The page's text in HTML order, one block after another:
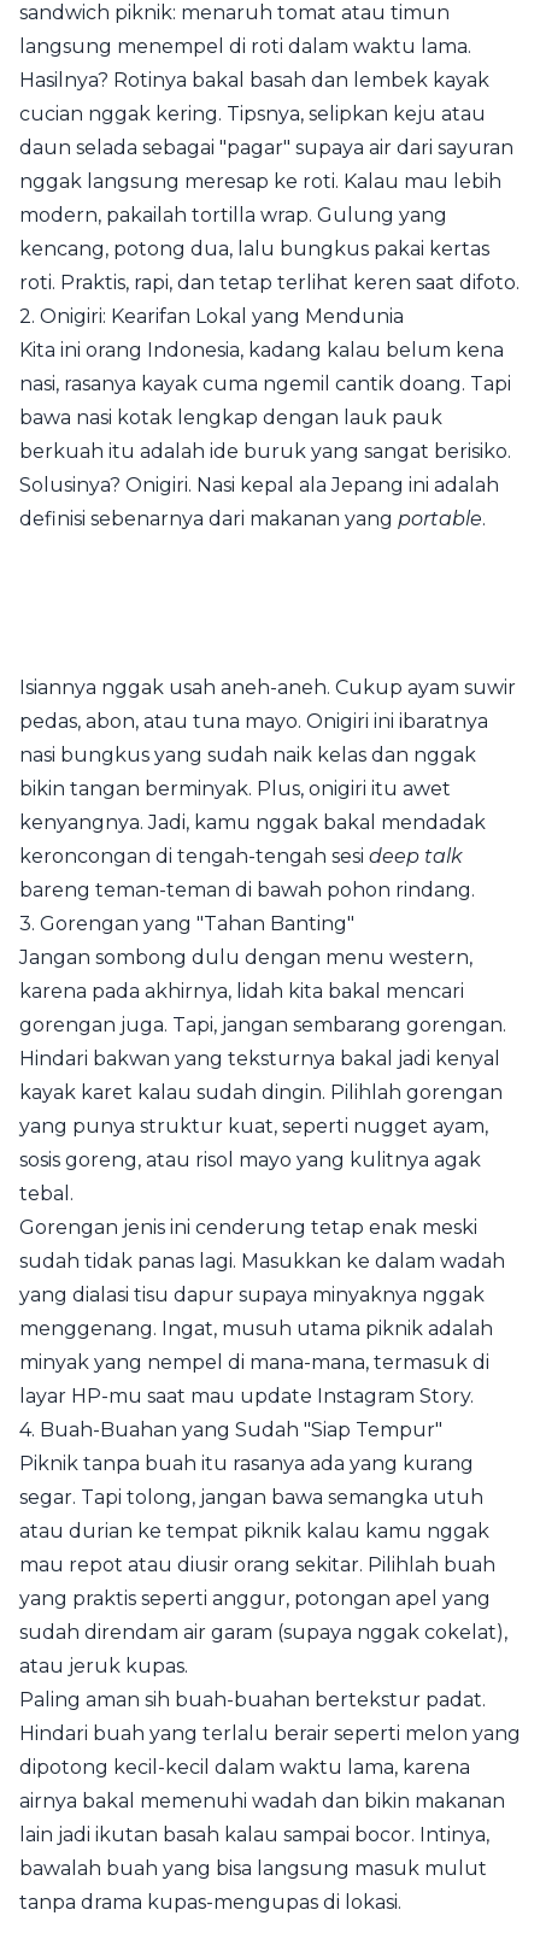
sandwich piknik: menaruh tomat atau timun
langsung menempel di roti dalam waktu lama.
Hasilnya? Rotinya bakal basah dan lembek kayak
cucian nggak kering. Tipsnya, selipkan keju atau
daun selada sebagai "pagar" supaya air dari sayuran
nggak langsung meresap ke roti. Kalau mau lebih
modern, pakailah tortilla wrap. Gulung yang
kencang, potong dua, lalu bungkus pakai kertas
roti. Praktis, rapi, dan tetap terlihat keren saat difoto.
2. Onigiri: Kearifan Lokal yang Mendunia
Kita ini orang Indonesia, kadang kalau belum kena
nasi, rasanya kayak cuma ngemil cantik doang. Tapi
bawa nasi kotak lengkap dengan lauk pauk
berkuah itu adalah ide buruk yang sangat berisiko.
Solusinya? Onigiri. Nasi kepal ala Jepang ini adalah
definisi sebenarnya dari makanan yang portable.
Isiannya nggak usah aneh-aneh. Cukup ayam suwir
pedas, abon, atau tuna mayo. Onigiri ini ibaratnya
nasi bungkus yang sudah naik kelas dan nggak
bikin tangan berminyak. Plus, onigiri itu awet
kenyangnya. Jadi, kamu nggak bakal mendadak
keroncongan di tengah-tengah sesi deep talk
bareng teman-teman di bawah pohon rindang.
3. Gorengan yang "Tahan Banting"
Jangan sombong dulu dengan menu western,
karena pada akhirnya, lidah kita bakal mencari
gorengan juga. Tapi, jangan sembarang gorengan.
Hindari bakwan yang teksturnya bakal jadi kenyal
kayak karet kalau sudah dingin. Pilihlah gorengan
yang punya struktur kuat, seperti nugget ayam,
sosis goreng, atau risol mayo yang kulitnya agak
tebal.
Gorengan jenis ini cenderung tetap enak meski
sudah tidak panas lagi. Masukkan ke dalam wadah
yang dialasi tisu dapur supaya minyaknya nggak
menggenang. Ingat, musuh utama piknik adalah
minyak yang nempel di mana-mana, termasuk di
layar HP-mu saat mau update Instagram Story.
4. Buah-Buahan yang Sudah "Siap Tempur"
Piknik tanpa buah itu rasanya ada yang kurang
segar. Tapi tolong, jangan bawa semangka utuh
atau durian ke tempat piknik kalau kamu nggak
mau repot atau diusir orang sekitar. Pilihlah buah
yang praktis seperti anggur, potongan apel yang
sudah direndam air garam (supaya nggak cokelat),
atau jeruk kupas.
Paling aman sih buah-buahan bertekstur padat.
Hindari buah yang terlalu berair seperti melon yang
dipotong kecil-kecil dalam waktu lama, karena
airnya bakal memenuhi wadah dan bikin makanan
lain jadi ikutan basah kalau sampai bocor. Intinya,
bawalah buah yang bisa langsung masuk mulut
tanpa drama kupas-mengupas di lokasi.